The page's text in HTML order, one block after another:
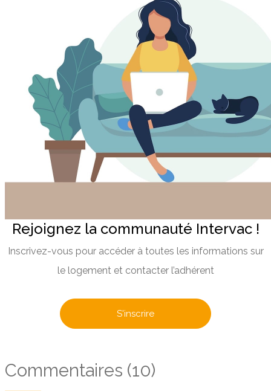
Rejoignez la communauté Intervac !
Inscrivez-vous pour accéder à toutes les informations sur
le logement et contacter l’adhérent
S'inscrire
Commentaires (10)